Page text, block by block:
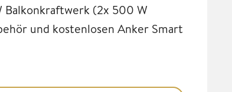
Balkonkraftwerk (2x 500 W
und kostenlosen Anker Smart